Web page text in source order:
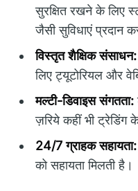
सुरक्षित रखने के लिए
जैसी सुविधाएं प्रदान
विस्तृत शैक्षिक संसाधन:
लिए ट्यूटोरियल और
मल्टी-डिवाइस संगतता:
ज़रिये कहीं भी ट्रेडिंग
24/7 ग्राहक सहायता:
को सहायता मिलती है।